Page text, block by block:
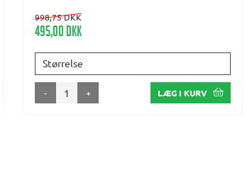
998,75 DKK
495,00 DKK
Størrelse
- + LÆG I KURV